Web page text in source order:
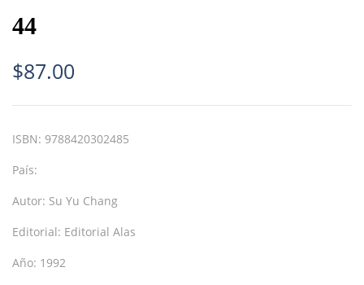
44
$87.00
ISBN: 9788420302485
País:
Autor: Su Yu Chang
Editorial: Editorial Alas
Año: 1992